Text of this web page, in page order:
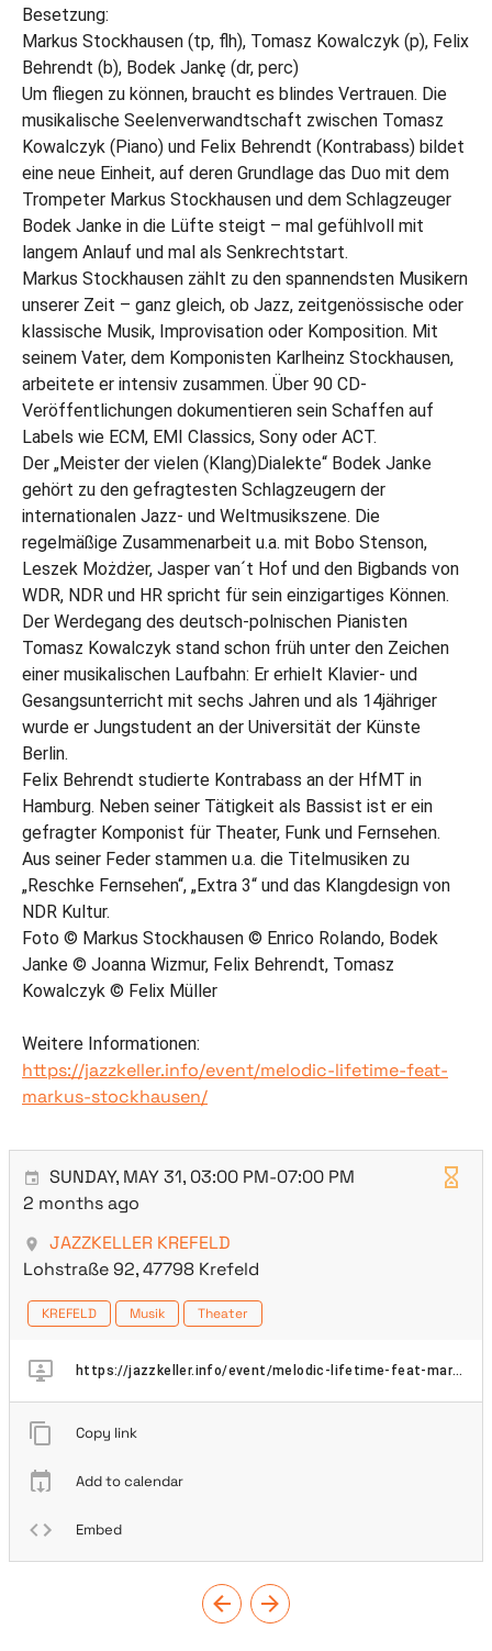
Besetzung:
Markus Stockhausen (tp, flh), Tomasz Kowalczyk (p), Felix
Behrendt (b), Bodek Jankę (dr, perc)
Um fliegen zu können, braucht es blindes Vertrauen. Die
musikalische Seelenverwandtschaft zwischen Tomasz
Kowalczyk (Piano) und Felix Behrendt (Kontrabass) bildet
eine neue Einheit, auf deren Grundlage das Duo mit dem
Trompeter Markus Stockhausen und dem Schlagzeuger
Bodek Janke in die Lüfte steigt – mal gefühlvoll mit
langem Anlauf und mal als Senkrechtstart.
Markus Stockhausen zählt zu den spannendsten Musikern
unserer Zeit – ganz gleich, ob Jazz, zeitgenössische oder
klassische Musik, Improvisation oder Komposition. Mit
seinem Vater, dem Komponisten Karlheinz Stockhausen,
arbeitete er intensiv zusammen. Über 90 CD-
Veröffentlichungen dokumentieren sein Schaffen auf
Labels wie ECM, EMI Classics, Sony oder ACT.
Der „Meister der vielen (Klang)Dialekte“ Bodek Janke
gehört zu den gefragtesten Schlagzeugern der
internationalen Jazz- und Weltmusikszene. Die
regelmäßige Zusammenarbeit u.a. mit Bobo Stenson,
Leszek Możdżer, Jasper van´t Hof und den Bigbands von
WDR, NDR und HR spricht für sein einzigartiges Können.
Der Werdegang des deutsch-polnischen Pianisten
Tomasz Kowalczyk stand schon früh unter den Zeichen
einer musikalischen Laufbahn: Er erhielt Klavier- und
Gesangsunterricht mit sechs Jahren und als 14jähriger
wurde er Jungstudent an der Universität der Künste
Berlin.
Felix Behrendt studierte Kontrabass an der HfMT in
Hamburg. Neben seiner Tätigkeit als Bassist ist er ein
gefragter Komponist für Theater, Funk und Fernsehen.
Aus seiner Feder stammen u.a. die Titelmusiken zu
„Reschke Fernsehen“, „Extra 3“ und das Klangdesign von
NDR Kultur.
Foto © Markus Stockhausen © Enrico Rolando, Bodek
Janke © Joanna Wizmur, Felix Behrendt, Tomasz
Kowalczyk © Felix Müller
Weitere Informationen:
https://jazzkeller.info/event/melodic-lifetime-feat-
markus-stockhausen/
SUNDAY, MAY 31, 03:00 PM-07:00 PM
2 months ago
JAZZKELLER KREFELD
Lohstraße 92, 47798 Krefeld
KREFELD Musik Theater
https://jazzkeller.info/event/melodic-lifetime-feat-markus-stockhausen/
Copy link
Add to calendar
Embed